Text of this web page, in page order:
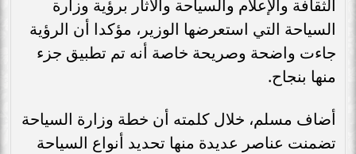
الثقافة والإعلام والسياحة والآثار برؤية وزارة
السياحة التي استعرضها الوزير، مؤكدا أن الرؤية
جاءت واضحة وصريحة خاصة أنه تم تطبيق جزء
منها بنجاح.
أضاف مسلم، خلال كلمته أن خطة وزارة السياحة
تضمنت عناصر عديدة منها تحديد أنواع السياحة